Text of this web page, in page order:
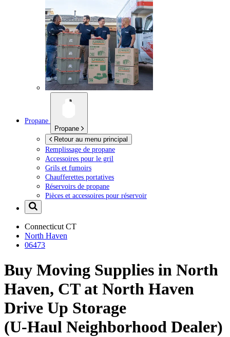
Propane
Propane
Retour au menu principal
Remplissage de propane
Accessoires pour le gril
Grils et fumoirs
Chaufferettes portatives
Réservoirs de propane
Pièces et accessoires pour réservoir
Connecticut CT
North Haven
06473
Buy Moving Supplies in North
Haven, CT at North Haven
Drive Up Storage
(U-Haul Neighborhood Dealer)